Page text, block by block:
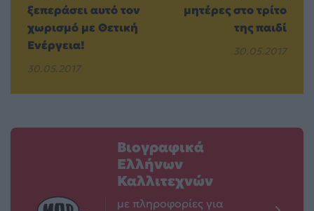
ξεπεράσει αυτό τον
χωρισμό με Θετική
Ενέργεια!
30.05.2017
μητέρες στο τρίτο
της παιδί
30.05.2017
Βιογραφικά
Ελλήνων
Καλλιτεχνών
με πληροφορίες για